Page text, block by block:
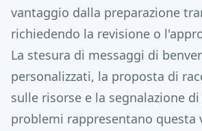
vantaggio dalla preparazione
richiedendo la revisione o
La stesura di messaggi di
personalizzati, la proposta di
sulle risorse e la segnalazione
problemi rappresentano questa